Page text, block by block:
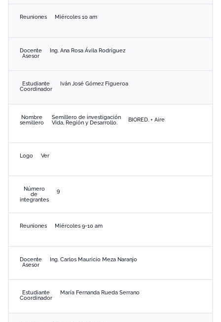
Reuniones Miércoles 10 am
Docente
Asesor
Ing. Ana Rosa Ávila Rodríguez
Estudiante
Coordinador
Iván José Gómez Figueroa
Nombre
semillero
Semillero de investigación
Vida, Región y Desarrollo.
BIORED. + Aire
Logo Ver
Número
de
integrantes
9
Reuniones Miércoles 9-10 am
Docente
Asesor
Ing. Carlos Mauricio Meza Naranjo
Estudiante
Coordinador
María Fernanda Rueda Serrano